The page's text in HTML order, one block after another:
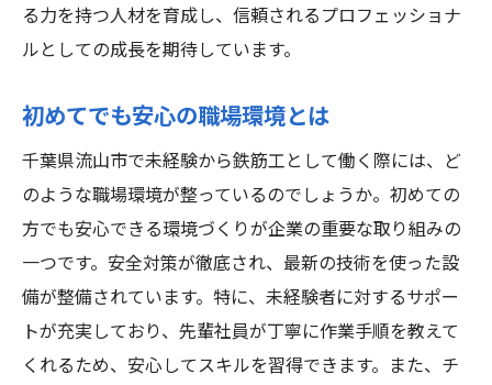
る力を持つ人材を育成し、信頼されるプロフェッショナ
ルとしての成長を期待しています。
初めてでも安心の職場環境とは
千葉県流山市で未経験から鉄筋工として働く際には、ど
のような職場環境が整っているのでしょうか。初めての
方でも安心できる環境づくりが企業の重要な取り組みの
一つです。安全対策が徹底され、最新の技術を使った設
備が整備されています。特に、未経験者に対するサポー
トが充実しており、先輩社員が丁寧に作業手順を教えて
くれるため、安心してスキルを習得できます。また、チ